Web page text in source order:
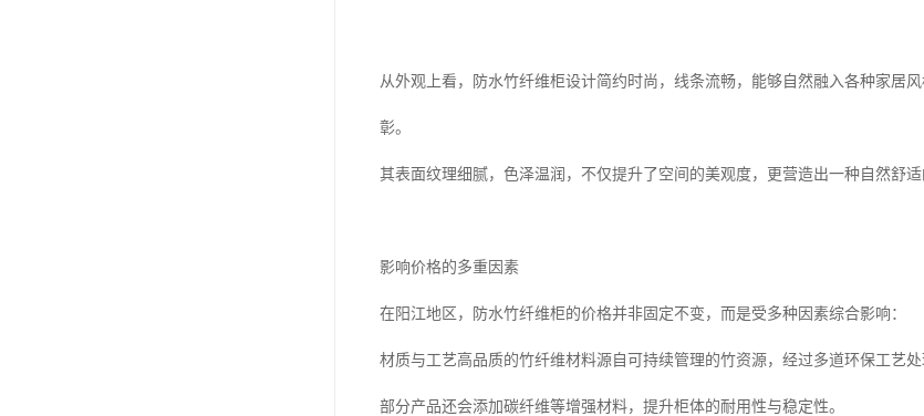
从外观上看，防水竹纤维柜设计简约时尚，线条流畅，能够自然融入各种家居
彰。
其表面纹理细腻，色泽温润，不仅提升了空间的美观度，更营造出一种自然舒适
影响价格的多重因素
在阳江地区，防水竹纤维柜的价格并非固定不变，而是受多种因素综合影响：
材质与工艺高品质的竹纤维材料源自可持续管理的竹资源，经过多道环保工艺处
部分产品还会添加碳纤维等增强材料，提升柜体的耐用性与稳定性。